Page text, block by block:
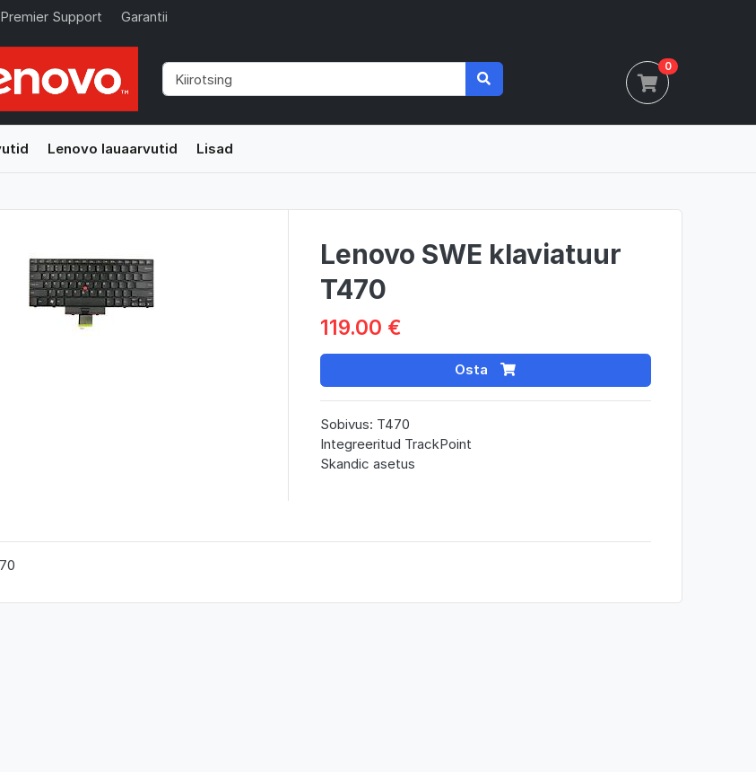
Support Garantii
0
Lenovo lauaarvutid Lisad
Lenovo SWE klaviatuur
T470
119.00 €
Osta
Sobivus: T470
Integreeritud TrackPoint
Skandic asetus